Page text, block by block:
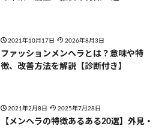
2021年10月17日 2026年8月3日
ファッションメンヘラとは？意味や特
徴、改善方法を解説【診断付き】
2021年2月8日 2025年7月28日
【メンヘラの特徴あるある20選】外見・